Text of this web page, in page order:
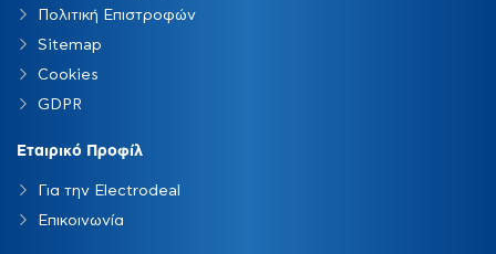
Πολιτική Επιστροφών
Sitemap
Cookies
GDPR
Εταιρικό Προφίλ
Για την Electrodeal
Επικοινωνία